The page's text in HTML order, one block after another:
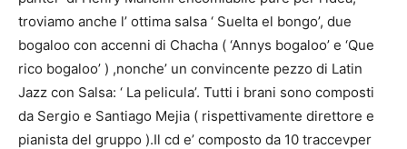
troviamo anche l’ ottima salsa ‘ Suelta el bongo’, due
bogaloo con accenni di Chacha ( ‘Annys bogaloo’ e ‘Que
rico bogaloo’ ) ,nonche’ un convincente pezzo di Latin
Jazz con Salsa: ‘ La pelicula’. Tutti i brani sono composti
da Sergio e Santiago Mejia ( rispettivamente direttore e
pianista del gruppo ).Il cd e’ composto da 10 traccevper